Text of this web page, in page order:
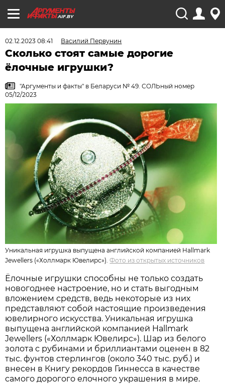
AIF.BY
02.12.2023 08:41 Василий Первунин
Сколько стоят самые дорогие
ёлочные игрушки?
"Аргументы и факты" в Беларуси № 49. СОЛЬный номер
05/12/2023
Уникальная игрушка выпущена английской компанией Hallmark
Jewellers («Холлмарк Ювелирс»). Фото из открытых источников
Ёлочные игрушки способны не только создать
новогоднее настроение, но и стать выгодным
вложением средств, ведь некоторые из них
представляют собой настоящие произведения
ювелирного искусства. Уникальная игрушка
выпущена английской компанией Hallmark
Jewellers («Холлмарк Ювелирс»). Шар из белого
золота с рубинами и бриллиантами оценен в 82
тыс. фунтов стерлингов (около 340 тыс. руб.) и
внесен в Книгу рекордов Гиннесса в качестве
самого дорогого елочного украшения в мире.